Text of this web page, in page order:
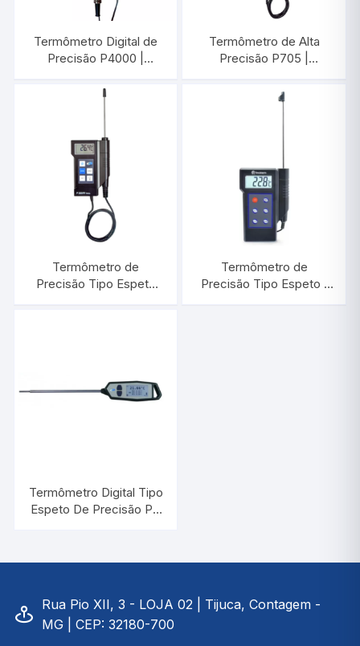
Termômetro Digital de
Precisão P4000 |
0010.00
Termômetro de Alta
Precisão P705 |
Termômetro de
Precisão Tipo Espeto
Termômetro de
Precisão Tipo Espeto |
Termômetro Digital Tipo
Espeto De Precisão PT
0140.00
Rua Pio XII, 3 - LOJA 02 | Tijuca, Contagem -
MG | CEP: 32180-700